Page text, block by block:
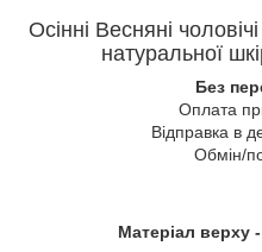
Осінні Весняні
натуральної
Без
Оплата
Відправка в
Обмін/
Матеріал верху